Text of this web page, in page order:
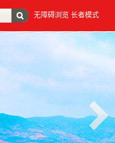
无障碍浏览 长者模式